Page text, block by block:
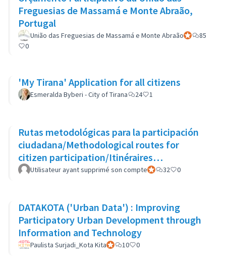
Freguesias de Massamá e Monte Abraão,
Portugal
União das Freguesias de Massamá e Monte AbraãoParticipant
85
0
'My Tirana' Application for all citizens
Esmeralda Byberi - City of Tirana 24 1
Rutas metodológicas para la participación
ciudadana/Methodological routes for
citizen participation/Itinéraires
méthodologiques pour la participation
Utilisateur ayant supprimé son compteParticipant officiel
32 0
DATAKOTA ('Urban Data') : Improving
Participatory Urban Development through
Information and Technology
Paulista Surjadi_Kota KitaParticipant officiel
10 0